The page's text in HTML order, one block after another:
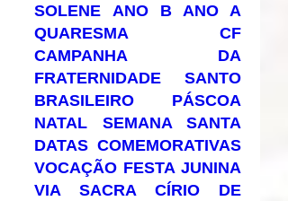
SOLENE
ANO B
ANO A
QUARESMA
CF
CAMPANHA DA
FRATERNIDADE
SANTO
BRASILEIRO
PÁSCOA
NATAL
SEMANA SANTA
DATAS COMEMORATIVAS
VOCAÇÃO FESTA JUNINA
VIA SACRA
CÍRIO DE